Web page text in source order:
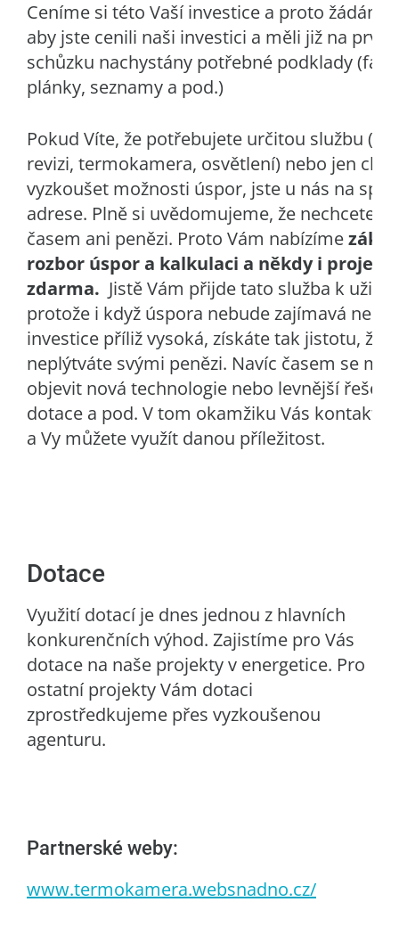
Ceníme si této Vaší investice a proto žádáme
aby jste cenili naši investici a měli již na první
schůzku nachystány potřebné podklady
plánky, seznamy a pod.)
Pokud Víte, že potřebujete určitou službu
revizi, termokamera, osvětlení) nebo jen
vyzkoušet možnosti úspor, jste u nás na
adrese. Plně si uvědomujeme, že nechcete
časem ani penězi. Proto Vám nabízíme
rozbor úspor a kalkulaci a někdy i projekt
zdarma. Jistě Vám přijde tato služba k užitku
protože i když úspora nebude zajímavá nebo
investice příliž vysoká, získáte tak jistotu, že
neplýtváte svými penězi. Navíc časem se
objevit nová technologie nebo levnější řešení,
dotace a pod. V tom okamžiku Vás
a Vy můžete využít danou příležitost.
Dotace
Využití dotací je dnes jednou z hlavních
konkurenčních výhod. Zajistíme pro Vás
dotace na naše projekty v energetice. Pro
ostatní projekty Vám dotaci
zprostředkujeme přes vyzkoušenou
agenturu.
Partnerské weby:
www.termokamera.websnadno.cz/